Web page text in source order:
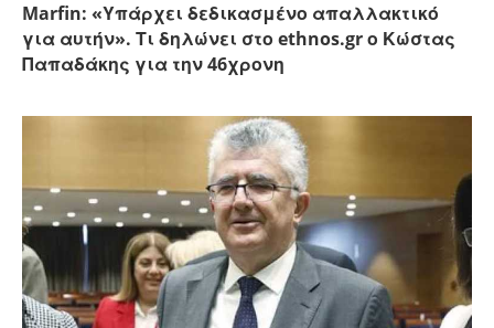
Marfin: «Υπάρχει δεδικασμένο απαλλακτικό
για αυτήν». Τι δηλώνει στο ethnos.gr ο Κώστας
Παπαδάκης για την 46χρονη